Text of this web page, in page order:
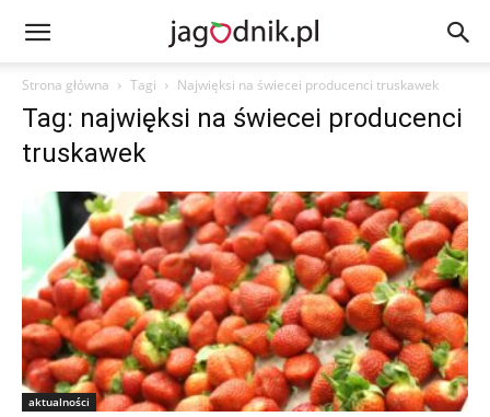
Strona główna Tagi Najwięksi na świecei producenci truskawek
Tag: najwięksi na świecei producenci
truskawek
aktualności